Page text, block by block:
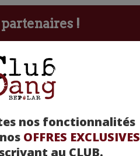
nos fonctionnalités
OFFRES EXCLUSIVES
au CLUB.
!